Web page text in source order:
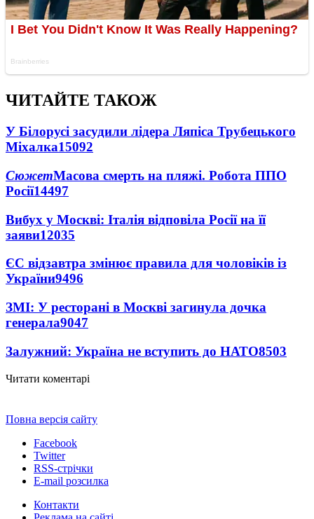
ЧИТАЙТЕ ТАКОЖ
У Білорусі засудили лідера Ляпіса Трубецького
Міхалка15092
СюжетМасова смерть на пляжі. Робота ППО
Росії14497
Вибух у Москві: Італія відповіла Росії на її
заяви12035
ЄС відзавтра змінює правила для чоловіків із
України9496
ЗМІ: У ресторані в Москві загинула дочка
генерала9047
Залужний: Україна не вступить до НАТО8503
Читати коментарі
Повна версія сайту
Facebook
Twitter
RSS-стрічки
E-mail розсилка
Контакти